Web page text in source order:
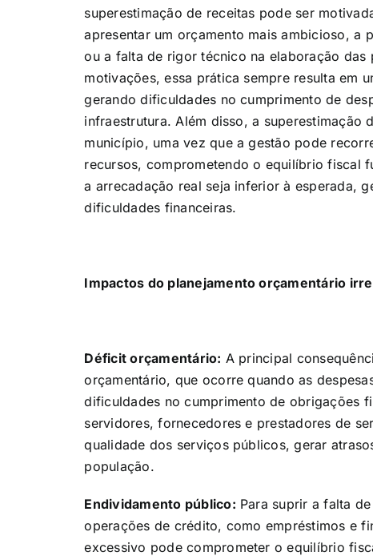
superestimação de receitas pode ser
apresentar um orçamento mais ambicioso, a
ou a falta de rigor técnico na elaboração das
motivações, essa prática sempre resulta em
gerando dificuldades no cumprimento de
infraestrutura. Além disso, a superestimação
município, uma vez que a gestão pode
recursos, comprometendo o equilíbrio fiscal
a arrecadação real seja inferior à esperada,
dificuldades financeiras.
Impactos do planejamento orçamentário
Déficit orçamentário: A principal
orçamentário, que ocorre quando as
dificuldades no cumprimento de obrigações
servidores, fornecedores e prestadores de
qualidade dos serviços públicos, gerar
população.
Endividamento público: Para suprir a falta
operações de crédito, como empréstimos e
excessivo pode comprometer o equilíbrio